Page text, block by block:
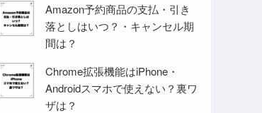
Amazon予約商品の支払・引き
落としはいつ？・キャンセル期
間は？
Chrome拡張機能はiPhone・
Androidスマホで使えない？裏ワ
ザは？